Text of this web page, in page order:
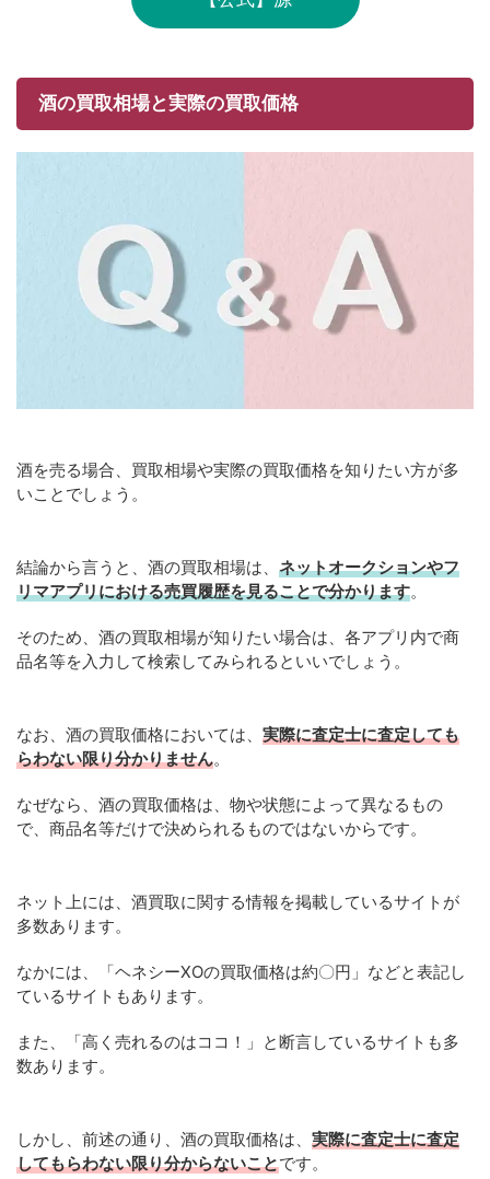
酒の買取相場と実際の買取価格
酒を売る場合、買取相場や実際の買取価格を知りたい方が多
いことでしょう。
結論から言うと、酒の買取相場は、 ネットオークションやフ
リマアプリにおける売買履歴を見ることで分かります。
そのため、酒の買取相場が知りたい場合は、各アプリ内で商
品名等を入力して検索してみられるといいでしょう。
なお、酒の買取価格においては、 実際に査定士に査定しても
らわない限り分かりません。
なぜなら、酒の買取価格は、物や状態によって異なるもの
で、商品名等だけで決められるものではないからです。
ネット上には、酒買取に関する情報を掲載しているサイトが
多数あります。
なかには、「ヘネシーXOの買取価格は約〇円」などと表記し
ているサイトもあります。
また、「高く売れるのはココ！」と断言しているサイトも多
数あります。
しかし、前述の通り、酒の買取価格は、 実際に査定士に査定
してもらわない限り分からないことです。